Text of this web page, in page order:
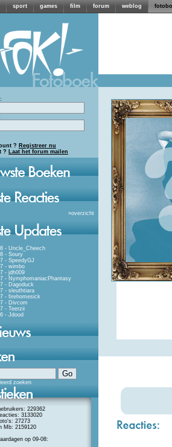
sport games film forum weblog
? Registreer nu
? Laat het forum mailen
»overzicht
- Uncle_Cheech
- Soury
- SpeedyGJ
- wimbo
- jdh009
- NymphomaniacPhantasy
- Dagoduck
- sleuthtiara
- firehomesick
- Divcom
- Teerzii
- Jdood
zoeken
229362
3133020
27273
Mb: 2159120
op 09-08: